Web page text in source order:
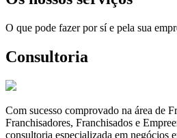
O que pode fazer por sí e pela sua
Consultoria
Com sucesso comprovado na área de
Franchisadores, Franchisados e
consultoria especializada em negócios